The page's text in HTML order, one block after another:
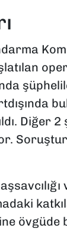
Diğer
övgüde